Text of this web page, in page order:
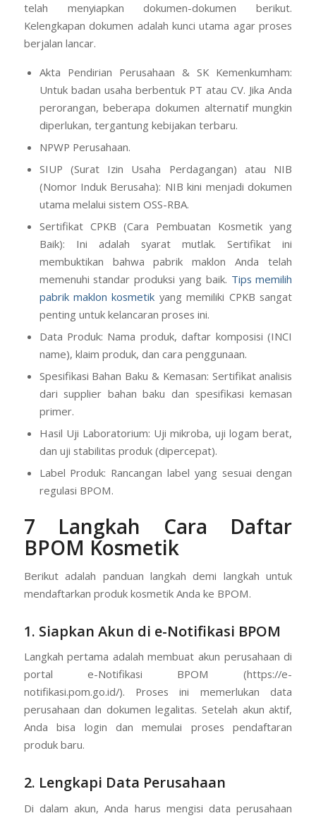
telah menyiapkan dokumen-dokumen berikut.
Kelengkapan dokumen adalah kunci utama agar proses
berjalan lancar.
Akta Pendirian Perusahaan & SK Kemenkumham:
Untuk badan usaha berbentuk PT atau CV. Jika Anda
perorangan, beberapa dokumen alternatif mungkin
diperlukan, tergantung kebijakan terbaru.
NPWP Perusahaan.
SIUP (Surat Izin Usaha Perdagangan) atau NIB
(Nomor Induk Berusaha): NIB kini menjadi dokumen
utama melalui sistem OSS-RBA.
Sertifikat CPKB (Cara Pembuatan Kosmetik yang
Baik): Ini adalah syarat mutlak. Sertifikat ini
membuktikan bahwa pabrik maklon Anda telah
memenuhi standar produksi yang baik. Tips memilih
pabrik maklon kosmetik yang memiliki CPKB sangat
penting untuk kelancaran proses ini.
Data Produk: Nama produk, daftar komposisi (INCI
name), klaim produk, dan cara penggunaan.
Spesifikasi Bahan Baku & Kemasan: Sertifikat analisis
dari supplier bahan baku dan spesifikasi kemasan
primer.
Hasil Uji Laboratorium: Uji mikroba, uji logam berat,
dan uji stabilitas produk (dipercepat).
Label Produk: Rancangan label yang sesuai dengan
regulasi BPOM.
7 Langkah Cara Daftar
BPOM Kosmetik
Berikut adalah panduan langkah demi langkah untuk
mendaftarkan produk kosmetik Anda ke BPOM.
1. Siapkan Akun di e-Notifikasi BPOM
Langkah pertama adalah membuat akun perusahaan di
portal e-Notifikasi BPOM (https://e-
notifikasi.pom.go.id/). Proses ini memerlukan data
perusahaan dan dokumen legalitas. Setelah akun aktif,
Anda bisa login dan memulai proses pendaftaran
produk baru.
2. Lengkapi Data Perusahaan
Di dalam akun, Anda harus mengisi data perusahaan